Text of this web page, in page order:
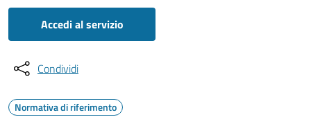
Accedi al servizio
Condividi
Normativa di riferimento